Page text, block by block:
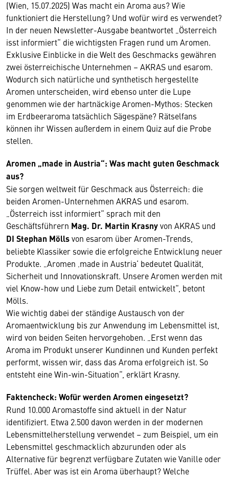
(Wien, 15.07.2025) Was macht ein Aroma aus? Wie
funktioniert die Herstellung? Und wofür wird es verwendet?
In der neuen Newsletter-Ausgabe beantwortet „Österreich
isst informiert“ die wichtigsten Fragen rund um Aromen.
Exklusive Einblicke in die Welt des Geschmacks gewähren
zwei österreichische Unternehmen – AKRAS und esarom.
Wodurch sich natürliche und synthetisch hergestellte
Aromen unterscheiden, wird ebenso unter die Lupe
genommen wie der hartnäckige Aromen-Mythos: Stecken
im Erdbeeraroma tatsächlich Sägespäne? Rätselfans
können ihr Wissen außerdem in einem Quiz auf die Probe
stellen.
Aromen „made in Austria“: Was macht guten Geschmack
aus?
Sie sorgen weltweit für Geschmack aus Österreich: die
beiden Aromen-Unternehmen AKRAS und esarom.
„Österreich isst informiert“ sprach mit den
Geschäftsführern Mag. Dr. Martin Krasnyvon AKRAS und
DI Stephan Möllsvon esarom über Aromen-Trends,
beliebte Klassiker sowie die erfolgreiche Entwicklung neuer
Produkte. „Aromen ‚made in Austria‘ bedeutet Qualität,
Sicherheit und Innovationskraft. Unsere Aromen werden mit
viel Know-how und Liebe zum Detail entwickelt“, betont
Mölls.
Wie wichtig dabei der ständige Austausch von der
Aromaentwicklung bis zur Anwendung im Lebensmittel ist,
wird von beiden Seiten hervorgehoben. „Erst wenn das
Aroma im Produkt unserer Kundinnen und Kunden perfekt
performt, wissen wir, dass das Aroma erfolgreich ist. So
entsteht eine Win-win-Situation“, erklärt Krasny.
Faktencheck: Wofür werden Aromen eingesetzt?
Rund 10.000 Aromastoffe sind aktuell in der Natur
identifiziert. Etwa 2.500 davon werden in der modernen
Lebensmittelherstellung verwendet – zum Beispiel, um ein
Lebensmittel geschmacklich abzurunden oder als
Alternative für begrenzt verfügbare Zutaten wie Vanille oder
Trüffel. Aber was ist ein Aroma überhaupt? Welche